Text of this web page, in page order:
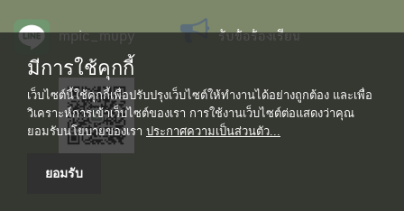
mpic_mupy รับข้อร้องเรียน
มีการใช้คุกกี้
เว็บไซต์นี้ใช้คุกกี้เพื่อปรับปรุงเว็บไซต์ให้ทำงานได้อย่างถูกต้อง และเพื่อ
วิเคราะห์การเข้าเว็บไซต์ของเรา การใช้งานเว็บไซต์ต่อแสดงว่าคุณ
ยอมรับนโยบายของเรา ประกาศความเป็นส่วนตัว...
ยอมรับ